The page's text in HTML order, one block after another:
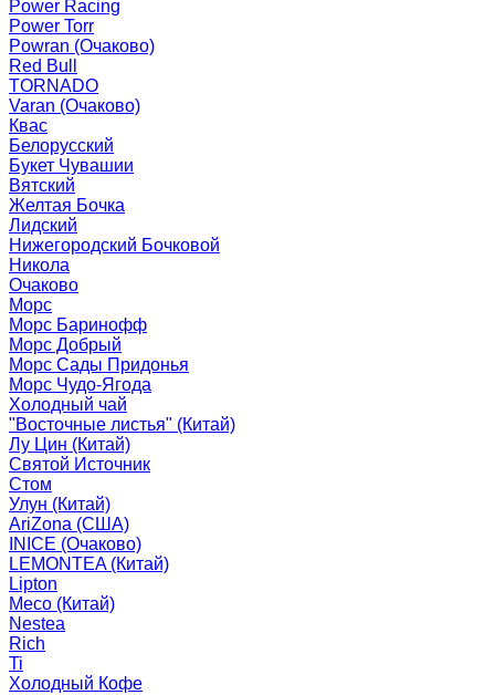
Power Racing
Power Torr
Powran (Очаково)
Red Bull
TORNADO
Varan (Очаково)
Квас
Белорусский
Букет Чувашии
Вятский
Желтая Бочка
Лидский
Нижегородский Бочковой
Никола
Очаково
Морс
Морс Баринофф
Морс Добрый
Морс Сады Придонья
Морс Чудо-Ягода
Холодный чай
"Восточные листья" (Китай)
Лу Цин (Китай)
Святой Источник
Стом
Улун (Китай)
AriZona (США)
INICE (Очаково)
LEMONTEA (Китай)
Lipton
Meco (Китай)
Nestea
Rich
Ti
Холодный Кофе